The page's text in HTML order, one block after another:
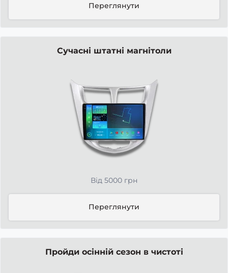
Переглянути
Сучасні штатні магнітоли
Від 5000 грн
Переглянути
Пройди осінній сезон в чистоті